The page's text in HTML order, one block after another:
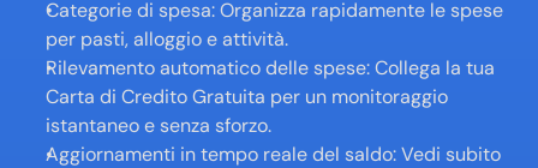
Categorie di spesa: Organizza rapidamente le spese
per pasti, alloggio e attività.
Rilevamento automatico delle spese: Collega la tua
Carta di Credito Gratuita per un monitoraggio
istantaneo e senza sforzo.
Aggiornamenti in tempo reale del saldo: Vedi subito